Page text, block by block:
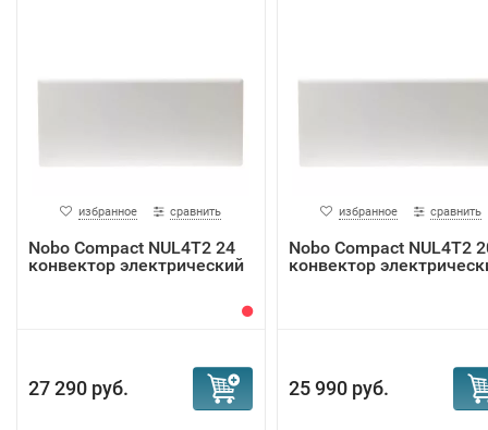
избранное сравнить
Nobo Compact NUL4T2 24
конвектор электрический
27 290 руб.
избранное сравнить
Nobo Compact NUL4T2
конвектор
25 990 руб.